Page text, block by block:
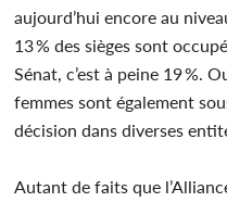
aujourd’hui encore au
13 % des sièges sont
Sénat, c’est à peine 19 %.
femmes sont également
décision dans diverses
Autant de faits que